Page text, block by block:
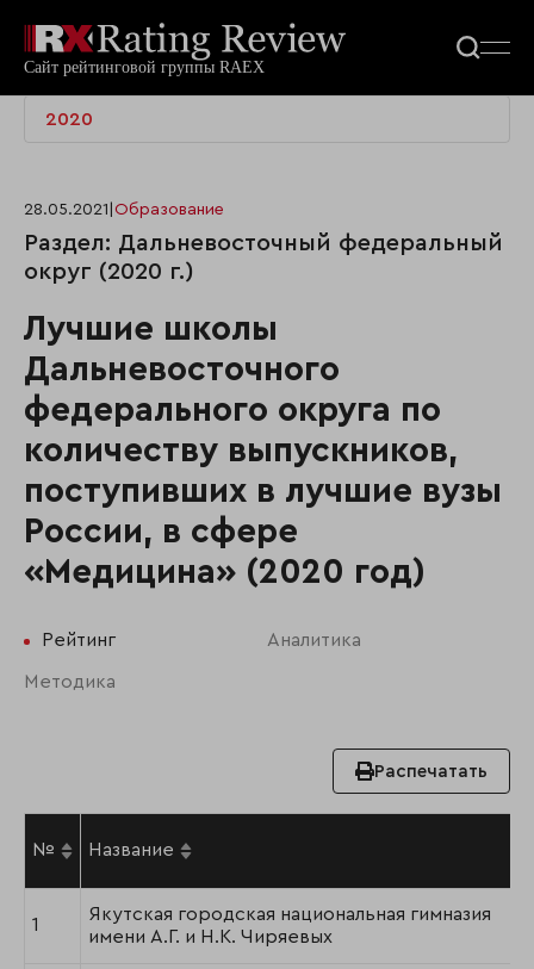
2020
28.05.2021 Образование
Раздел: Дальневосточный федеральный
округ (2020 г.)
Лучшие школы
Дальневосточного
федерального округа по
количеству выпускников,
поступивших в лучшие вузы
России, в сфере
«Медицина» (2020 год)
Рейтинг Аналитика
Методика
Распечатать
№ Название
1
Якутская городская национальная гимназия
имени А.Г. и Н.К. Чиряевых